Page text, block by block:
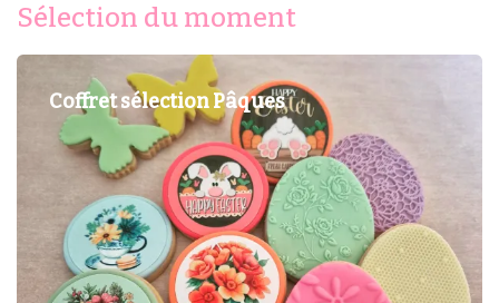
Sélection du moment
Coffret sélection Pâques